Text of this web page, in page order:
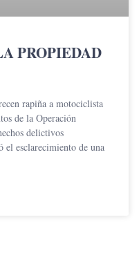
PROPIEDAD
rapiña a motociclista
de la Operación
delictivos
el esclarecimiento de una